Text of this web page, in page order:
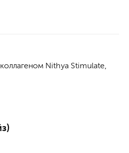
Nithya Stimulate,